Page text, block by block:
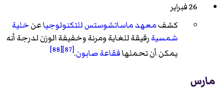
26 فبراير
كشفمعهد ماساتشوستس للتكنولوجياعنخلية
شمسيةرقيقة للغاية ومرنة وخفيفة الوزن لدرجة أنه
يمكن أن تحملهافقاعة صابون.
[87]
[88]
مارس